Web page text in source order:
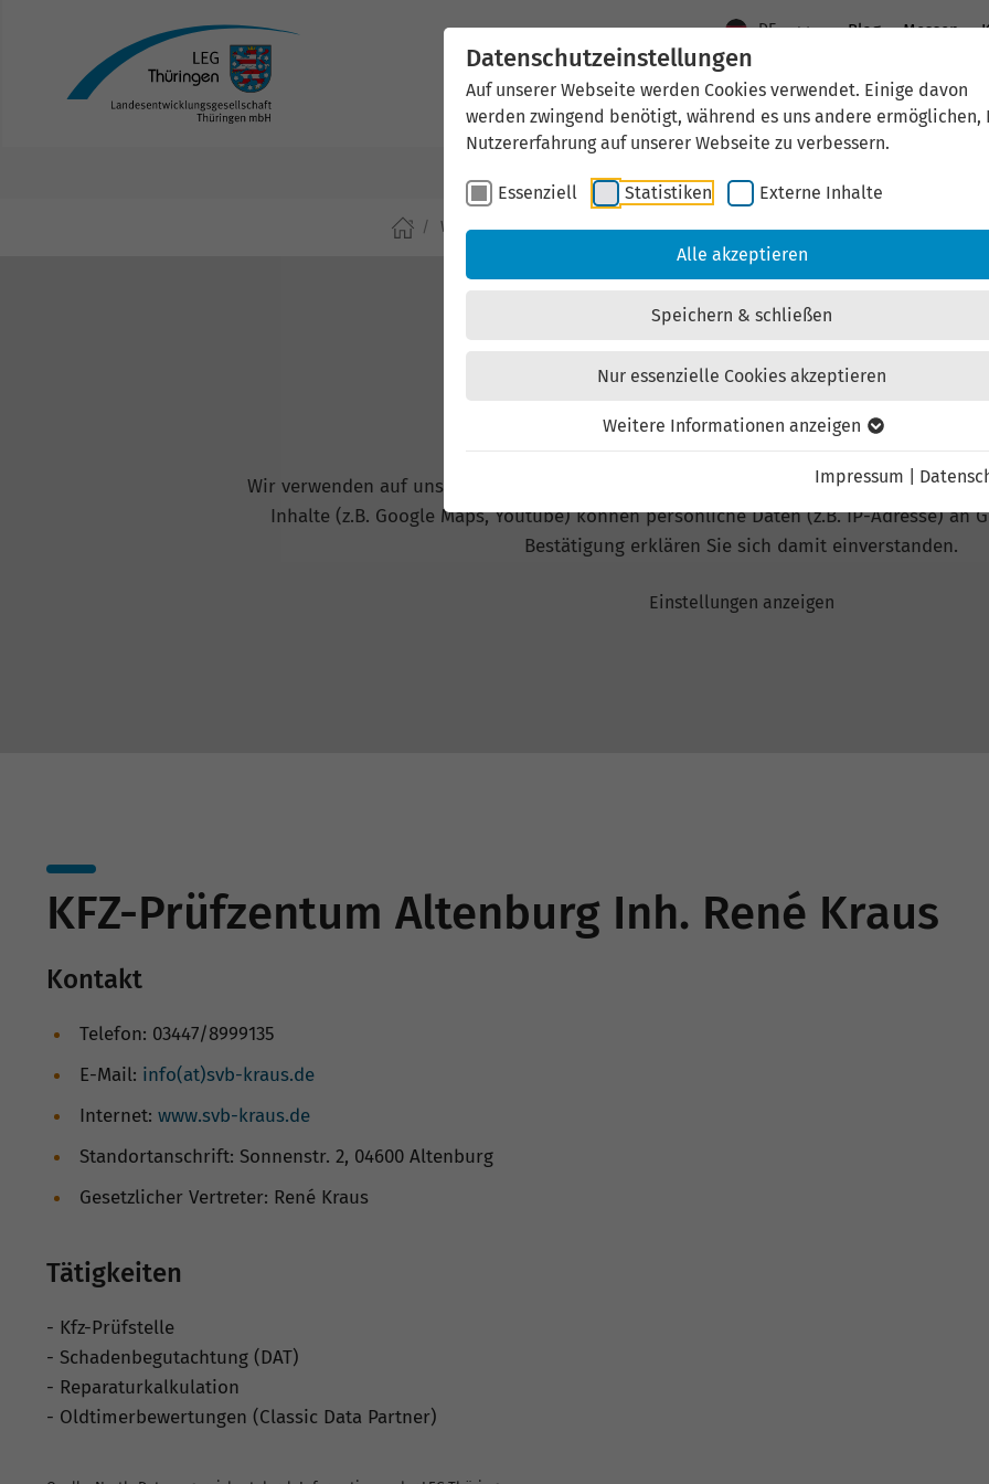
Datenschutzeinstellungen
Auf unserer Webseite werden Cookies verwendet. Einige davon
werden zwingend benötigt, während es uns andere ermöglichen,
Nutzererfahrung auf unserer Webseite zu verbessern.
Essenziell Statistiken Externe Inhalte
Alle akzeptieren
Speichern & schließen
Nur essenzielle Cookies akzeptieren
Weitere Informationen anzeigen
Impressum
DE Blog Messen
Aktuelles Standort Thüringen
Wirtschaftsförderung Investieren & Ansiedeln Unternehmen &
Externen Inhalt laden
Wir verwenden auf unserer Website externe Inhalte, um Ihnen zusätzliche
Inhalte (z.B. Google Maps, Youtube) können persönliche Daten (z.B. IP-Adresse) an
Bestätigung erklären Sie sich damit einverstanden.
Einstellungen anzeigen
KFZ-Prüfzentum Altenburg Inh. René Kraus
Kontakt
Telefon: 03447/8999135
E-Mail: info(at)svb-kraus.de
Internet: www.svb-kraus.de
Standortanschrift: Sonnenstr. 2, 04600 Altenburg
Gesetzlicher Vertreter: René Kraus
Tätigkeiten
- Kfz-Prüfstelle
- Schadenbegutachtung (DAT)
- Reparaturkalkulation
- Oldtimerbewertungen (Classic Data Partner)